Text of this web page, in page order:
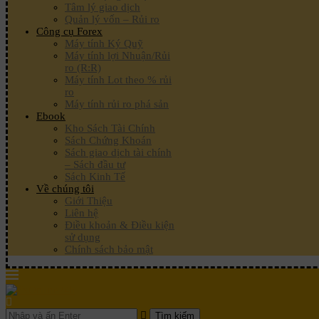
Tâm lý giao dịch
Quản lý vốn – Rủi ro
Công cụ Forex
Máy tính Ký Quỹ
Máy tính lợi Nhuận/Rủi
ro (R:R)
Máy tính Lot theo % rủi
ro
Máy tính rủi ro phá sản
Ebook
Kho Sách Tài Chính
Sách Chứng Khoán
Sách giao dịch tài chính
– Sách đầu tư
Sách Kinh Tế
Về chúng tôi
Giới Thiệu
Liên hệ
Điều khoản & Điều kiện
sử dụng
Chính sách bảo mật
Tìm kiếm